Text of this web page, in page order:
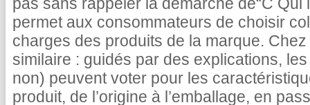
permet aux consommateurs de choisir
charges des produits de la marque.
similaire : guidés par des explications,
non) peuvent voter pour les
produit, de l’origine à l’emballage, en